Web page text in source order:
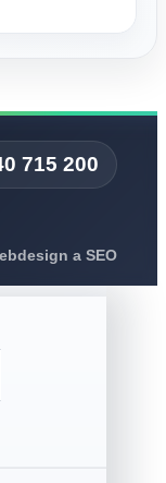
715 200
a SEO